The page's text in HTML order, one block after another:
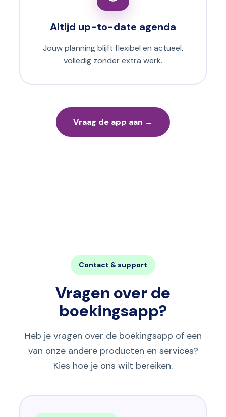
Altijd up-to-date agenda
Jouw planning blijft flexibel en actueel,
volledig zonder extra werk.
Vraag de app aan →
Contact & support
Vragen over de
boekingsapp?
Heb je vragen over de boekingsapp of een
van onze andere producten en services?
Kies hoe je ons wilt bereiken.